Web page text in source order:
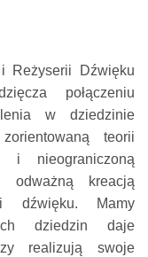
Reżyserii Dźwięku
połączeniu
w dziedzinie
teorii
i nieograniczoną
odważną kreacją
dźwięku. Mamy
dziedzin daje
realizują swoje